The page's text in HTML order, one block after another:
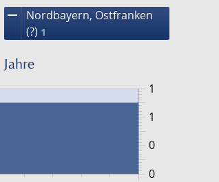
remove
Nordbayern, Ostfranken
(?) 1
Jahre
0
1
0
1